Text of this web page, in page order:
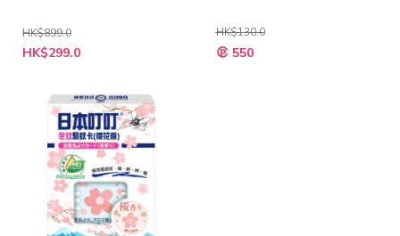
HK$899.0
特
殊
HK$299.0
HK$130.0
特
殊 550